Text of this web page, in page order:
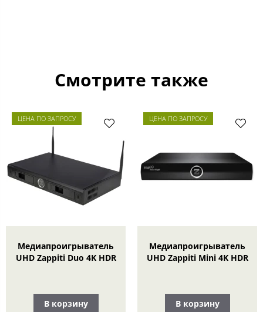
Смотрите также
ЦЕНА ПО ЗАПРОСУ
Медиапроигрыватель
UHD Zappiti Duo 4K HDR
В корзину
ЦЕНА ПО ЗАПРОСУ
Медиапроигрыватель
UHD Zappiti Mini 4K HDR
В корзину